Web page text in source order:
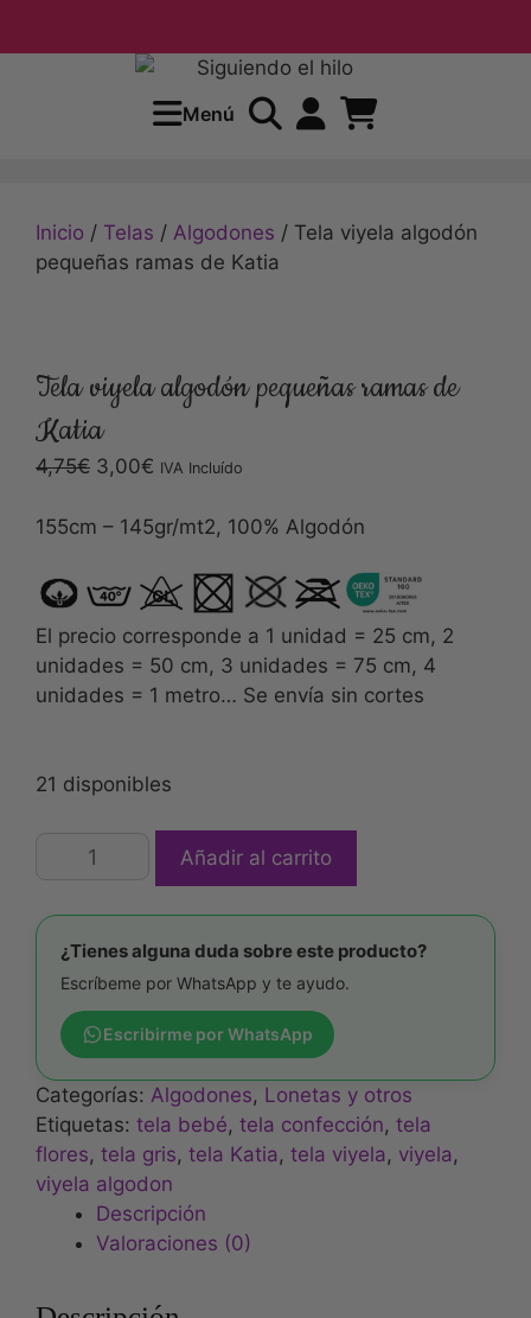
Menú
Inicio / Telas / Algodones / Tela viyela algodón
pequeñas ramas de Katia
Tela viyela algodón pequeñas ramas de
Katia
4,75€ 3,00€ IVA Incluído
155cm – 145gr/mt2, 100% Algodón
El precio corresponde a 1 unidad = 25 cm, 2
unidades = 50 cm, 3 unidades = 75 cm, 4
unidades = 1 metro… Se envía sin cortes
21 disponibles
Añadir al carrito
¿Tienes alguna duda sobre este producto?
Escríbeme por WhatsApp y te ayudo.
Escribirme por WhatsApp
Categorías: Algodones, Lonetas y otros
Etiquetas: tela bebé, tela confección, tela
flores, tela gris, tela Katia, tela viyela, viyela,
viyela algodon
Descripción
Valoraciones (0)